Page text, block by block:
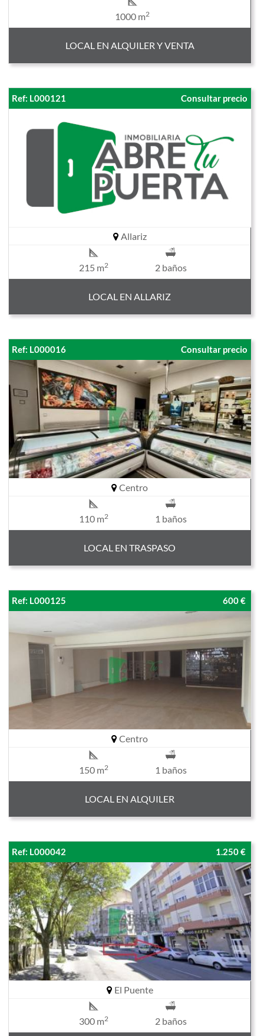
1000 m2
LOCAL EN ALQUILER Y VENTA
Ref: L000121 Consultar precio
Allariz
215 m2 2 baños
LOCAL EN ALLARIZ
Ref: L000016 Consultar precio
Centro
110 m2 1 baños
LOCAL EN TRASPASO
Ref: L000125 600 €
Centro
150 m2 1 baños
LOCAL EN ALQUILER
Ref: L000042 1.250 €
El Puente
300 m2 2 baños